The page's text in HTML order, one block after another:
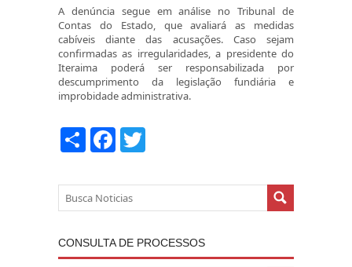
A denúncia segue em análise no Tribunal de
Contas do Estado, que avaliará as medidas
cabíveis diante das acusações. Caso sejam
confirmadas as irregularidades, a presidente do
Iteraima poderá ser responsabilizada por
descumprimento da legislação fundiária e
improbidade administrativa.
COMPARTILHAR
FACEBOOK
TWITTER
CONSULTA DE PROCESSOS